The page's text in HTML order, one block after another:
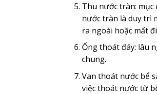
Thu nước tràn: mục
nước tràn là duy trì
ra ngoài hoặc mất
Ống thoát đáy: lâu
chung.
Van thoát nước bể
việc thoát nước từ